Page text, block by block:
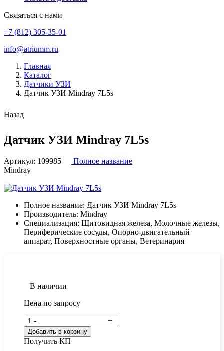
Связаться с нами
+7 (812) 305-35-01
info@atriumm.ru
Главная
Каталог
Датчики УЗИ
Датчик УЗИ Mindray 7L5s
Назад
Датчик УЗИ Mindray 7L5s
Артикул: 109985
Полное название
Mindray
Полное название: Датчик УЗИ Mindray 7L5s
Производитель: Mindray
Специализация: Щитовидная железа, Молочные железы,
Периферические сосуды, Опорно-двигательный
аппарат, Поверхностные органы, Ветеринария
В наличии
Цена по запросу
- +
Добавить в корзину
Получить КП